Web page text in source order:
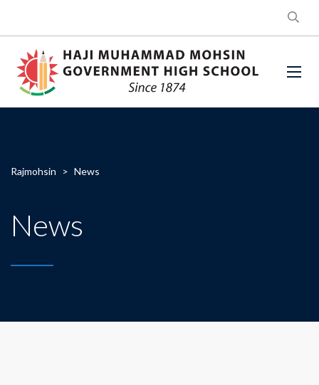
Rajmohsin > News
News